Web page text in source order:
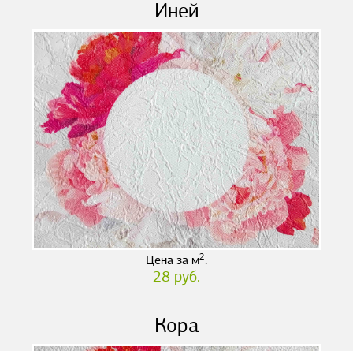
Иней
Цена за м2:
28 руб.
Кора